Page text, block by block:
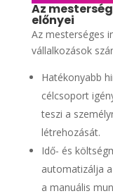
Az
előnyei
Az mesterséges
vállalkozások
Hatékonyabb
célcsoport
teszi a
létrehozását.
Idő- és
automatizálja
a manuális